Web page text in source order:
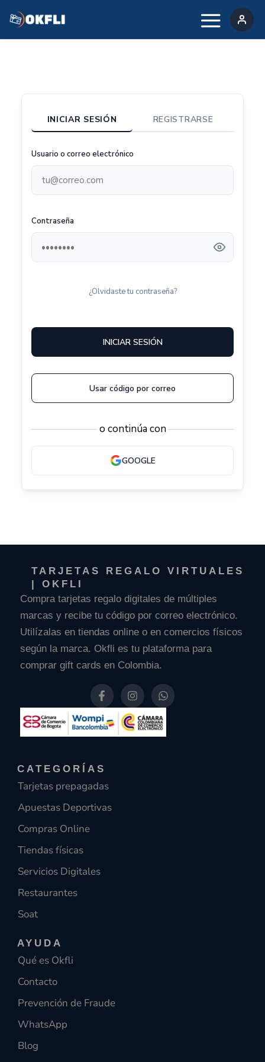
contenido
INICIAR SESIÓN REGISTRARSE
Usuario o correo electrónico
Contraseña
¿Olvidaste tu contraseña?
INICIAR SESIÓN
Usar código por correo
o continúa con
GOOGLE
TARJETAS REGALO VIRTUALES
| OKFLI
Compra tarjetas regalo digitales de múltiples
marcas y recibe tu código por correo electrónico.
Utilízalas en tiendas online o en comercios físicos
según la marca. Okfli es tu plataforma para
comprar gift cards en Colombia.
F
a
c
e
b
k
-
f
I
n
s
t
a
W
h
a
t
s
CATEGORÍAS
Tarjetas prepagadas
Apuestas Deportivas
Compras Online
Tiendas físicas
Servicios Digitales
Restaurantes
Soat
AYUDA
Qué es Okfli
Contacto
Prevención de Fraude
WhatsApp
Blog